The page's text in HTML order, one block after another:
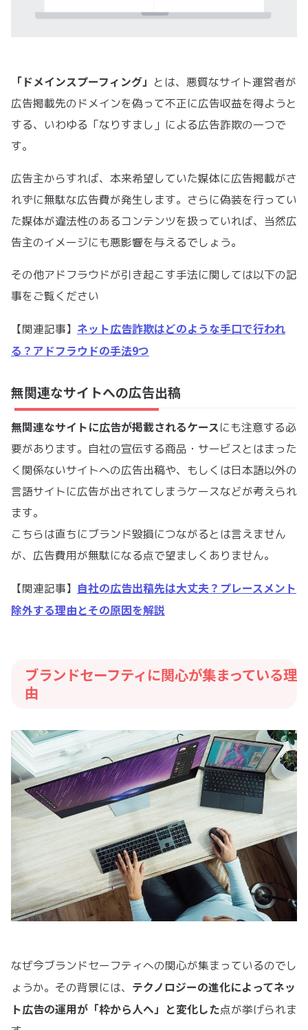
「ドメインスプーフィング」 とは、悪質なサイト運営者が
広告掲載先のドメインを偽って不正に広告収益を得ようと
する、いわゆる「なりすまし」による広告詐欺の一つで
す。
広告主からすれば、本来希望していた媒体に広告掲載がさ
れずに無駄な広告費が発生します。さらに偽装を行ってい
た媒体が違法性のあるコンテンツを扱っていれば、当然広
告主のイメージにも悪影響を与えるでしょう。
その他アドフラウドが引き起こす手法に関しては以下の記
事をご覧ください
【関連記事】 ネット広告詐欺はどのような手口で行われ
る？アドフラウドの手法9つ
無関連なサイトへの広告出稿
無関連なサイトに広告が掲載されるケースにも注意する必
要があります。自社の宣伝する商品・サービスとはまった
く関係ないサイトへの広告出稿や、もしくは日本語以外の
言語サイトに広告が出されてしまうケースなどが考えられ
ます。
こちらは直ちにブランド毀損につながるとは言えません
が、広告費用が無駄になる点で望ましくありません。
【関連記事】 自社の広告出稿先は大丈夫？プレースメント
除外する理由とその原因を解説
ブランドセーフティに関心が集まっている理
由
なぜ今ブランドセーフティへの関心が集まっているのでし
ょうか。その背景には、 テクノロジーの進化によってネッ
ト広告の運用が「枠から人へ」と変化した点が挙げられま